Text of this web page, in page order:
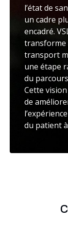
l’état de
un cadre
encadré.
transforme
transport
une étape
du
Cette
de
du patient